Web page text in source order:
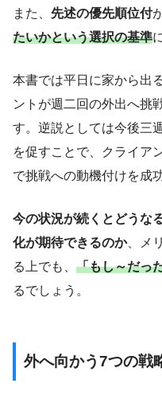
また、 先述の優先順位付
たいかという選択の基準
本書では平日に家から出
ントが週二回の外出へ挑
す。逆説としては今後三
を促すことで、クライア
で挑戦への動機付けを成
今の状況が続くとどうな
化が期待できるのか、メ
る上でも、 「もし～だっ
るでしょう。
外へ向かう7つの戦